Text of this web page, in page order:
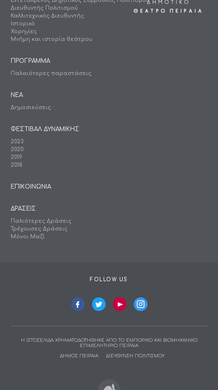
Διευθυντής Πολιτισμού
Καλλιτεχνικός Διευθυντής
Ιστορικό
Χορηγίες
Μνήμη και ιστορία θεάτρου
ΠΡΟΓΡΑΜΜΑ
Παλαιότερες παραστάσεις
ΝΕΑ
Δημοσιεύσεις
ΦΕΣΤΙΒΑΛ ΔΥΝΑΜΙΚΗΣ
2023
2020
2019
2018
ΕΠΙΚΟΙΝΩΝΙΑ
ΔΡΑΣΕΙΣ
Παλιότερες Δράσεις
Τρέχουσες Δράσεις
Μόνοι Μαζί
FOLLOW US
Η ΙΣΤΟΣΕΛΙΔΑ ΧΡΗΜΑΤΟΔΟΤΗΘΗΚΕ ΑΠΟ ΤΟ ΕΜΠΟΡΙΚΟ ΚΑΙ ΒΙΟΜΗΧΑΝΙΚΟ
ΕΠΙΜΕΛΗΤΗΡΙΟ ΠΕΙΡΑΙΑ
ΔΗΜΟΣ ΠΕΙΡΑΙΑ ΔΙΕΥΘΥΝΣΗ ΠΟΛΙΤΙΣΜΟΥ